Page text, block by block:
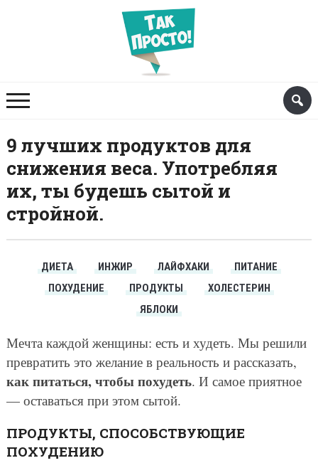
9 лучших продуктов для
снижения веса. Употребляя
их, ты будешь сытой и
стройной.
ДИЕТА ИНЖИР ЛАЙФХАКИ
ПИТАНИЕ
ПОХУДЕНИЕ
ПРОДУКТЫ
ХОЛЕСТЕРИН
ЯБЛОКИ
Мечта каждой женщины: есть и худеть. Мы решили
превратить это желание в реальность и рассказать,
как питаться, чтобы похудеть. И самое приятное
— оставаться при этом сытой.
ПРОДУКТЫ, СПОСОБСТВУЮЩИЕ
ПОХУДЕНИЮ